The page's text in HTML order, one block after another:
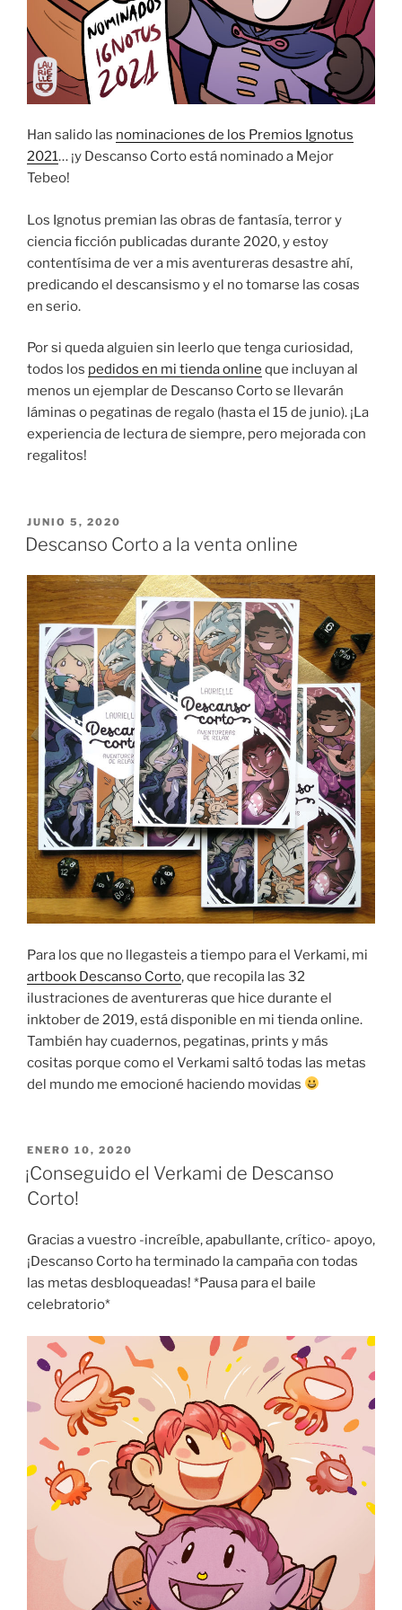
Han salido las nominaciones de los Premios Ignotus
2021… ¡y Descanso Corto está nominado a Mejor
Tebeo!
Los Ignotus premian las obras de fantasía, terror y
ciencia ficción publicadas durante 2020, y estoy
contentísima de ver a mis aventureras desastre ahí,
predicando el descansismo y el no tomarse las cosas
en serio.
Por si queda alguien sin leerlo que tenga curiosidad,
todos los pedidos en mi tienda online que incluyan al
menos un ejemplar de Descanso Corto se llevarán
láminas o pegatinas de regalo (hasta el 15 de junio). ¡La
experiencia de lectura de siempre, pero mejorada con
regalitos!
PUBLICADO
EL
JUNIO 5, 2020
Descanso Corto a la venta online
Para los que no llegasteis a tiempo para el Verkami, mi
artbook Descanso Corto, que recopila las 32
ilustraciones de aventureras que hice durante el
inktober de 2019, está disponible en mi tienda online.
También hay cuadernos, pegatinas, prints y más
cositas porque como el Verkami saltó todas las metas
del mundo me emocioné haciendo movidas
PUBLICADO
EL
ENERO 10, 2020
¡Conseguido el Verkami de Descanso
Corto!
Gracias a vuestro -increíble, apabullante, crítico- apoyo,
¡Descanso Corto ha terminado la campaña con todas
las metas desbloqueadas! *Pausa para el baile
celebratorio*